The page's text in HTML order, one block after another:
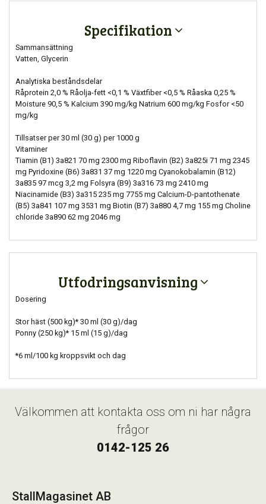
Specifikation
Sammansättning
Vatten, Glycerin
Analytiska beståndsdelar
Råprotein 2,0 % Råolja-fett <0,1 % Växtfiber <0,5 % Råaska 0,25 %
Moisture 90,5 % Kalcium 390 mg/kg Natrium 600 mg/kg Fosfor <50
mg/kg
Tillsatser per 30 ml (30 g) per 1000 g
Vitaminer
Tiamin (B1) 3a821 70 mg 2300 mg Riboflavin (B2) 3a825i 71 mg 2345
mg Pyridoxine (B6) 3a831 37 mg 1220 mg Cyanokobalamin (B12)
3a835 97 mcg 3,2 mg Folsyra (B9) 3a316 73 mg 2410 mg
Niacinamide (B3) 3a315 235 mg 7755 mg Calcium-D-pantothenate
(B5) 3a841 107 mg 3531 mg Biotin (B7) 3a880 4,7 mg 155 mg Choline
chloride 3a890 62 mg 2046 mg
Utfodringsanvisning
Dosering
Stor häst (500 kg)* 30 ml (30 g)/dag
Ponny (250 kg)* 15 ml (15 g)/dag
*6 ml/100 kg kroppsvikt och dag
Välkommen att kontakta oss om ni har några
frågor
0142-125 26
StallMagasinet AB